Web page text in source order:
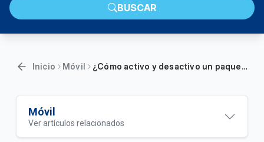
BUSCAR
Inicio Móvil ¿Cómo activo y desactivo un paquete de Data Ilimitada? | Prepago
Móvil
Ver artículos relacionados